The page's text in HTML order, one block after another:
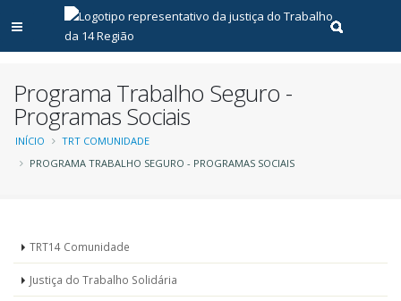
Abrir menu principal
Realizar
Programa Trabalho Seguro -
Programas Sociais
Trilha
INÍCIO
TRT COMUNIDADE
PROGRAMA TRABALHO SEGURO - PROGRAMAS SOCIAIS
Menu
TRT14 Comunidade
Justiça do Trabalho Solidária